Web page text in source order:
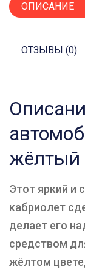
ОПИСАНИЕ
ОТЗЫВЫ (0)
жёлтый
Этот яркий и
кабриолет
делает его
средством
жёлтом